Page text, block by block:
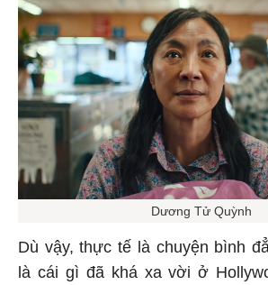
Dương Tử Quỳnh
Dù vậy, thực tế là chuyện bình
là cái gì đã khá xa vời ở